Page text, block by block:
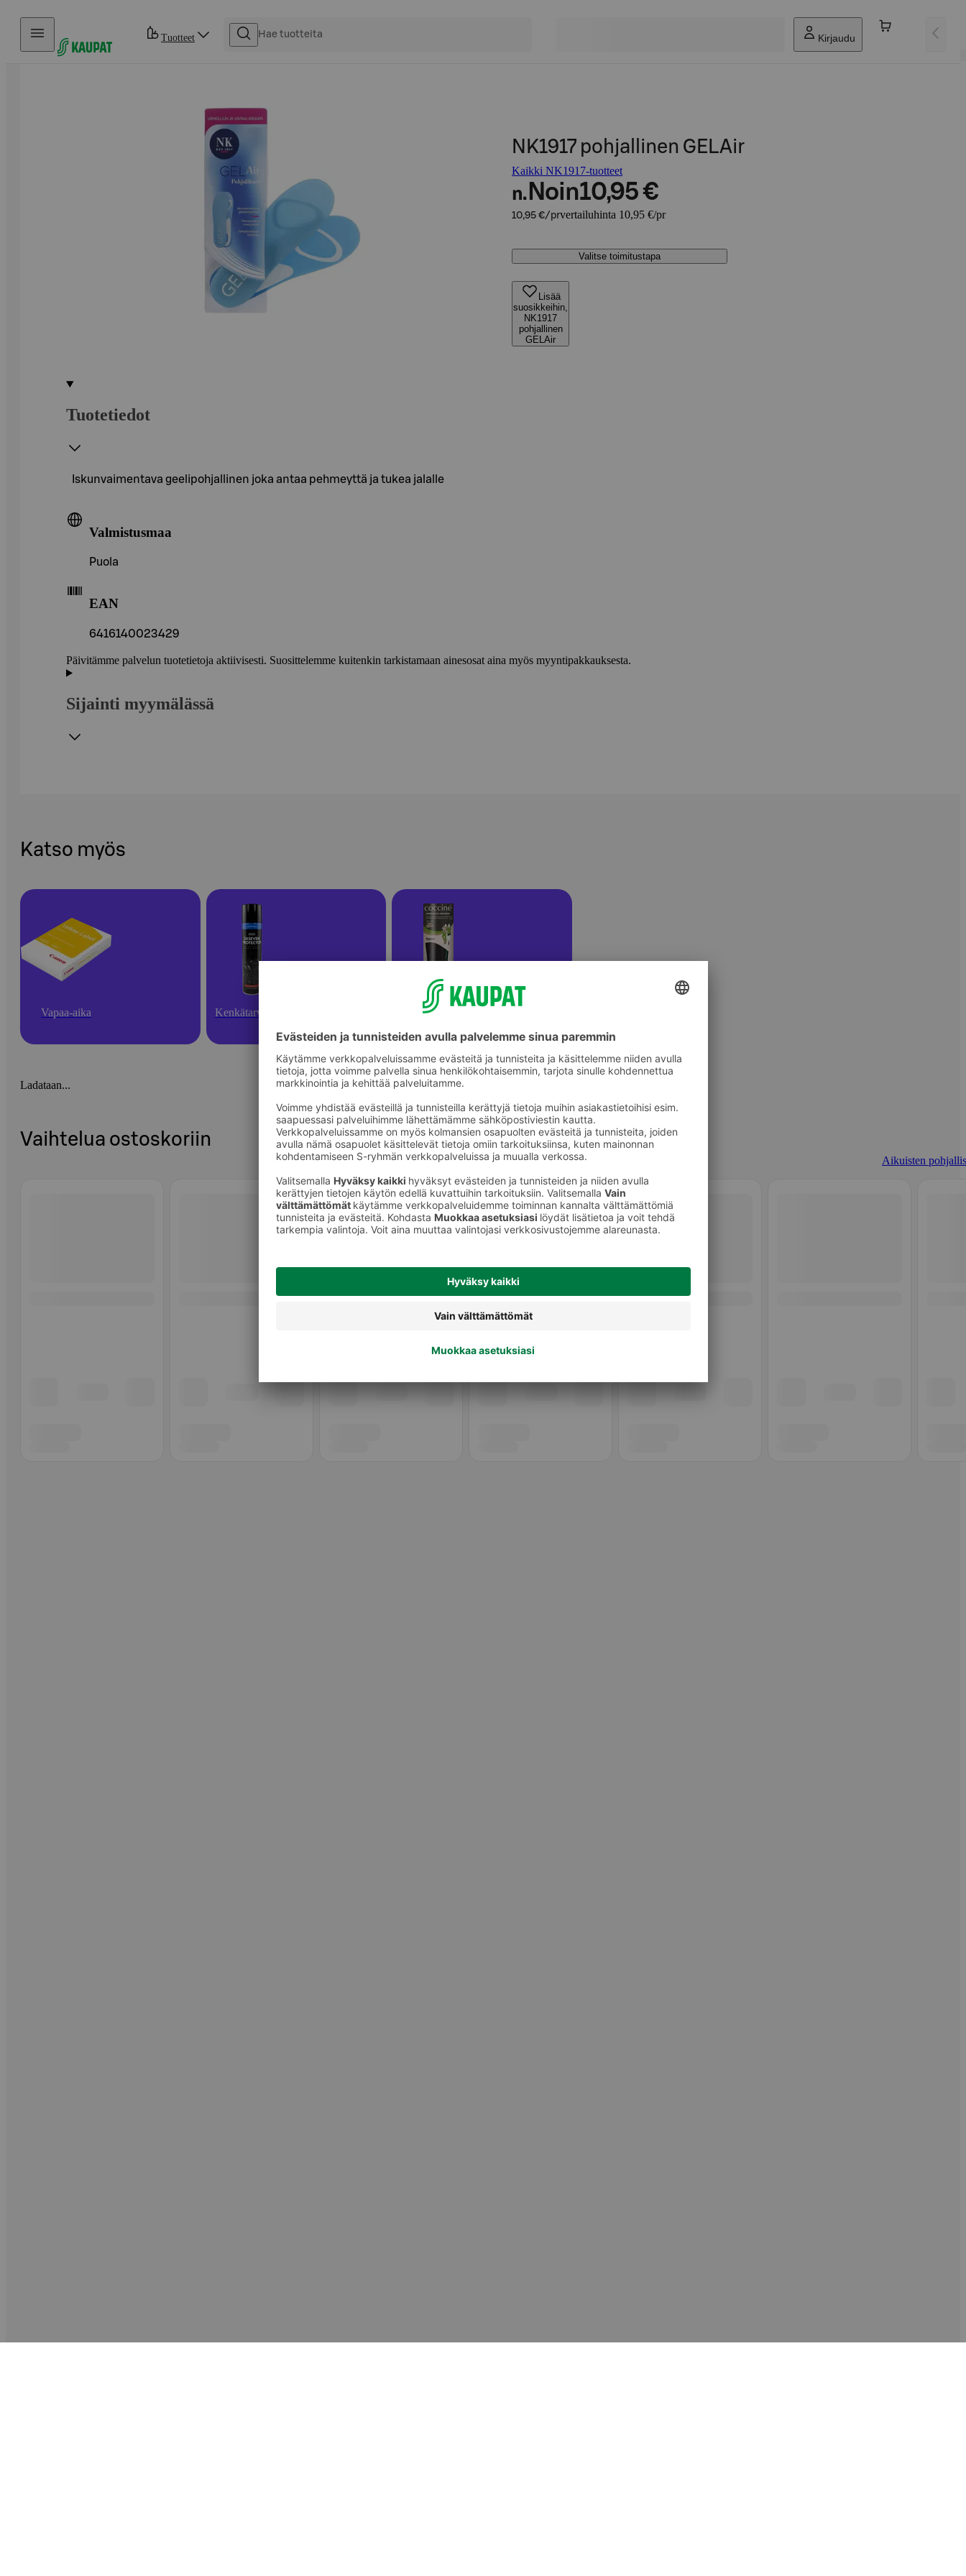
Hyppää sisältöön
Tuotteet Kirjaudu
NK1917 pohjallinen GELAir
Kaikki NK1917-tuotteet
n. Noin10,95 €
10,95 €/prvertailuhinta 10,95 €/pr
Valitse toimitustapa
Lisää
suosikkeihin,
NK1917
pohjallinen
GELAir
Tuotetiedot
Iskunvaimentava geelipohjallinen joka antaa pehmeyttä ja tukea jalalle
Valmistusmaa
Puola
EAN
6416140023429
Päivitämme palvelun tuotetietoja aktiivisesti. Suosittelemme kuitenkin tarkistamaan ainesosat aina myös myyntipakkauksesta.
Sijainti myymälässä
Katso myös
Vapaa-aika Kenkätarvikkeet Aikuisten pohjalliset
Ladataan...
Vaihtelua ostoskoriin
Aikuisten